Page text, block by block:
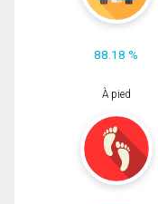
88.18 %
À pied